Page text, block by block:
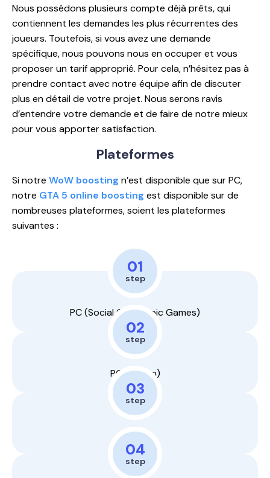
Nous possédons plusieurs compte déjà prêts, qui
contiennent les demandes les plus récurrentes des
joueurs. Toutefois, si vous avez une demande
spécifique, nous pouvons nous en occuper et vous
proposer un tarif approprié. Pour cela, n’hésitez pas à
prendre contact avec notre équipe afin de discuter
plus en détail de votre projet. Nous serons ravis
d’entendre votre demande et de faire de notre mieux
pour vous apporter satisfaction.
Plateformes
Si notre WoW boosting n’est disponible que sur PC,
notre GTA 5 online boosting est disponible sur de
nombreuses plateformes, soient les plateformes
suivantes :
01
step
PC (Social Club / Epic Games)
02
step
PC (Steam)
03
step
PS4
04
step